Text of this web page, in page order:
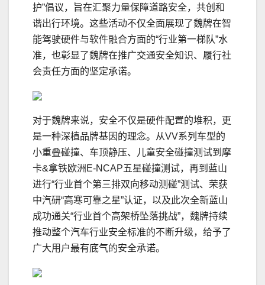
护”倡议，旨在汇聚力量保障道路安全，共创和
谐出行环境。这些活动不仅全面展现了魏牌在智
能驾驶硬件与软件融合方面的“行业第一梯队”水
准，也彰显了魏牌在推广交通安全知识、履行社
会责任方面的坚定承诺。
对于魏牌来说，安全不仅是硬件配置的堆积，更
是一种深植品牌基因的理念。从VV系列车型的
小重叠碰撞、车顶静压、儿童安全碰撞测试到摩
卡&拿铁欧洲E-NCAP五星碰撞测试，再到蓝山
进行“行业首个第三排双向移动测碰”测试、荣获
中汽研“高寒可靠之星”认证，以及此次全新蓝山
成功通关“行业首个高架桥坠落挑战”，魏牌持续
推动整个汽车行业安全标准的不断升级，给予了
广大用户最有底气的安全承诺。